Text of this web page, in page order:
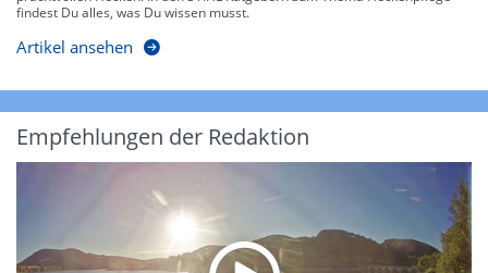
findest Du alles, was Du wissen musst.
Artikel ansehen
Empfehlungen der Redaktion